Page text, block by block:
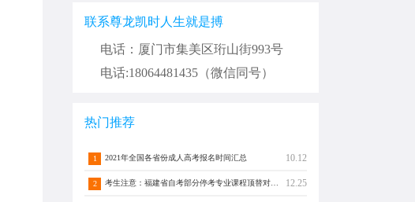
联系尊龙凯时人生就是搏
电话：厦门市集美区珩山街993号
电话:18064481435（微信同号）
热门推荐
1 2021年全国各省份成人高考报名时间汇总 10.12
2 12.25